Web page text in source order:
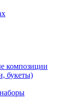
композиции
букеты)